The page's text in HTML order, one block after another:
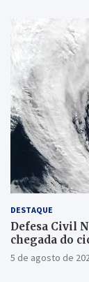
DESTAQUE
Defesa Civil
chegada do
5 de agosto de